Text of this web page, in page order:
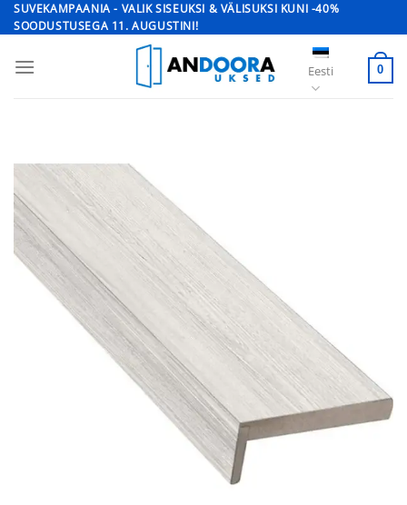
Skip
to
SUVEKAMPAANIA - VALIK SISEUKSI & VÄLISUKSI KUNI -40%
SOODUSTUSEGA 11. AUGUSTINI!
Eesti 0